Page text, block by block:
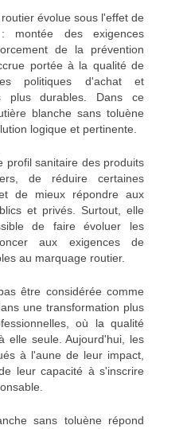
évolue sous l'effet de
: montée des exigences
de la prévention
portée à la qualité de
politiques d'achat et
plus durables. Dans ce
blanche sans toluène
logique et pertinente.
profil sanitaire des produits
de réduire certaines
de mieux répondre aux
et privés. Surtout, elle
de faire évoluer les
aux exigences de
au marquage routier.
être considérée comme
une transformation plus
où la qualité
elle seule. Aujourd'hui, les
à l'aune de leur impact,
leur capacité à s'inscrire
sans toluène répond